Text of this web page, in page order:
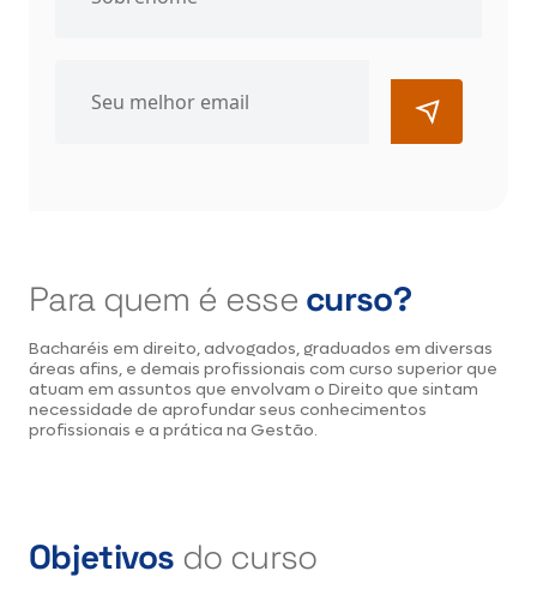
Para quem é esse curso?
Bacharéis em direito, advogados, graduados em diversas
áreas afins, e demais profissionais com curso superior que
atuam em assuntos que envolvam o Direito que sintam
necessidade de aprofundar seus conhecimentos
profissionais e a prática na Gestão.
Objetivos do curso